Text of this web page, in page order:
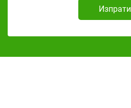
Изпрати